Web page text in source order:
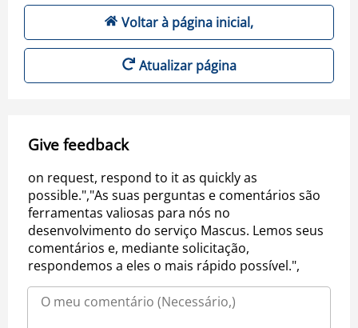
Voltar à página inicial,
Atualizar página
Give feedback
on request, respond to it as quickly as
possible.","As suas perguntas e comentários são
ferramentas valiosas para nós no
desenvolvimento do serviço Mascus. Lemos seus
comentários e, mediante solicitação,
respondemos a eles o mais rápido possível.",